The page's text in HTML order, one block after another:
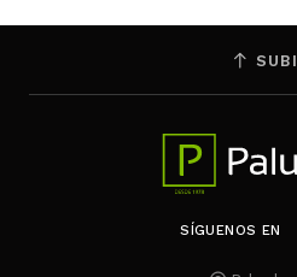
SÍGUENOS EN